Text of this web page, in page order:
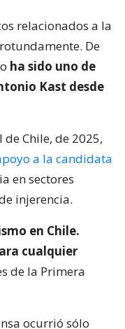
relacionados a la
De
ha sido uno de
Kast desde
Chile, de 2025,
a la candidata
en sectores
injerencia.
en Chile.
cualquier
de la Primera
ocurrió sólo